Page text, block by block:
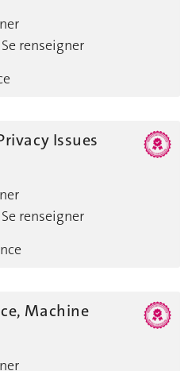
Se renseigner
Issues
Se renseigner
Machine